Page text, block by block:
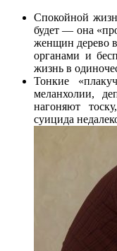
Спокойной
будет — она
женщин дерево
органами и
жизнь в
Тонкие
меланхолии,
нагоняют
суицида